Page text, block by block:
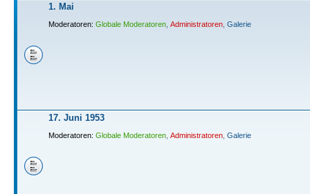
1. Mai
Moderatoren: Globale Moderatoren Administratoren Galerie
17. Juni 1953
Moderatoren: Globale Moderatoren Administratoren Galerie